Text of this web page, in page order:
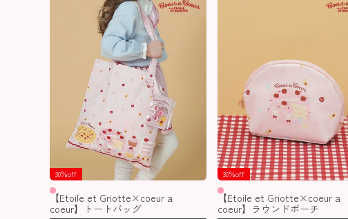
30％off
【Etoile et Griotte×coeur a
coeur】トートバッグ
30％off
【Etoile et Griotte×coeur a
coeur】ラウンドポーチ